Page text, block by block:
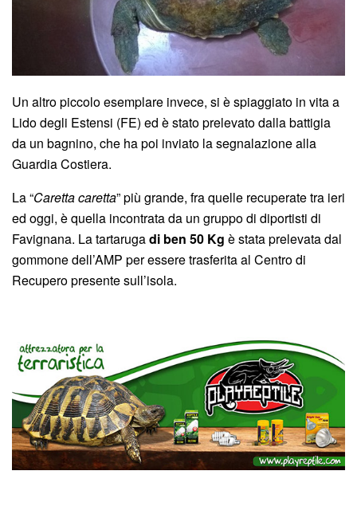
Un altro piccolo esemplare invece, si è spiaggiato in vita a
Lido degli Estensi (FE) ed è stato prelevato dalla battigia
da un bagnino, che ha poi inviato la segnalazione alla
Guardia Costiera.
La “Caretta caretta” più grande, fra quelle recuperate tra ieri
ed oggi, è quella incontrata da un gruppo di diportisti di
Favignana. La tartarugadi ben 50 Kg è stata prelevata dal
gommone dell’AMP per essere trasferita al Centro di
Recupero presente sull’isola.